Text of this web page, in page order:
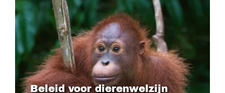
Beleid voor dierenwelzijn